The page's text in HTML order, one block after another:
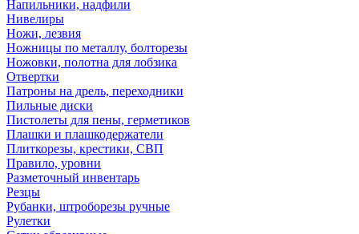
Напильники, надфили
Нивелиры
Ножи, лезвия
Ножницы по металлу, болторезы
Ножовки, полотна для лобзика
Отвертки
Патроны на дрель, переходники
Пильные диски
Пистолеты для пены, герметиков
Плашки и плашкодержатели
Плиткорезы, крестики, СВП
Правило, уровни
Разметочный инвентарь
Резцы
Рубанки, штроборезы ручные
Рулетки